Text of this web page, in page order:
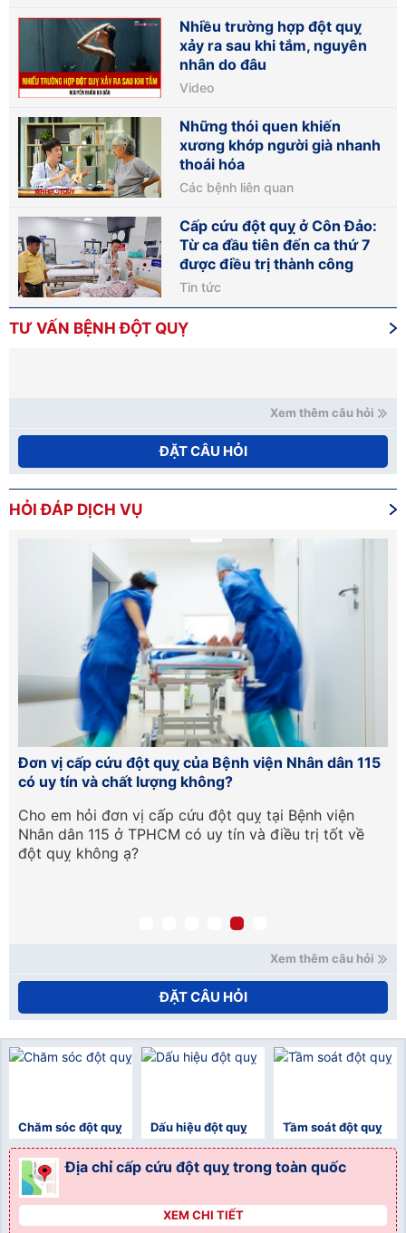
Nhiều trường hợp đột quỵ
xảy ra sau khi tắm, nguyên
nhân do đâu
Video
Những thói quen khiến
xương khớp người già nhanh
thoái hóa
Các bệnh liên quan
Cấp cứu đột quỵ ở Côn Đảo:
Từ ca đầu tiên đến ca thứ 7
được điều trị thành công
Tin tức
TƯ VẤN BỆNH ĐỘT QUỴ
Xem thêm câu hỏi
ĐẶT CÂU HỎI
HỎI ĐÁP DỊCH VỤ
Đơn vị cấp cứu đột quỵ của Bệnh viện Nhân dân 115
có uy tín và chất lượng không?
Cho em hỏi đơn vị cấp cứu đột quỵ tại Bệnh viện
Nhân dân 115 ở TPHCM có uy tín và điều trị tốt về
đột quỵ không ạ?
Xem thêm câu hỏi
ĐẶT CÂU HỎI
Chăm sóc đột quỵ Dấu hiệu đột quỵ Tầm soát đột quỵ
Địa chỉ cấp cứu đột quỵ trong toàn quốc
XEM CHI TIẾT